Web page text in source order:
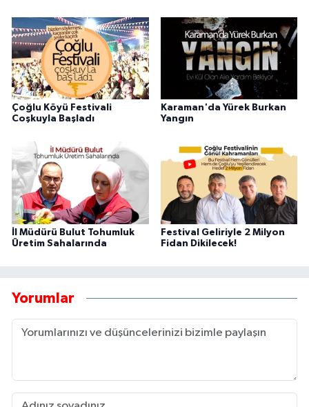
Çoğlu Köyü Festivali
Coşkuyla Başladı
Karaman'da Yürek Burkan
Yangın
İl Müdürü Bulut Tohumluk
Üretim Sahalarında
Festival Geliriyle 2 Milyon
Fidan Dikilecek!
Yorumlar